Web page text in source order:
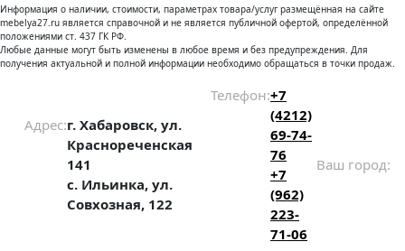
Информация о наличии, стоимости, параметрах товара/услуг размещённая на сайте
mebelya27.ru является справочной и не является публичной офертой, определённой
положениями ст. 437 ГК РФ.
Любые данные могут быть изменены в любое время и без предупреждения. Для
получения актуальной и полной информации необходимо обращаться в точки продаж.
Адрес:г. Хабаровск, ул.
Краснореченская
141
с. Ильинка, ул.
Совхозная, 122
Телефон:+7
(4212)
69-74-
76
+7
(962)
223-
71-06
Ваш город: